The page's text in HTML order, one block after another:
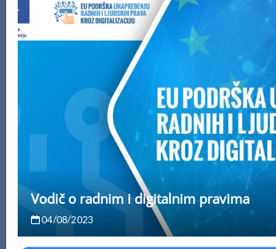
Vodič o radnim i digitalnim pravima
04/08/2023